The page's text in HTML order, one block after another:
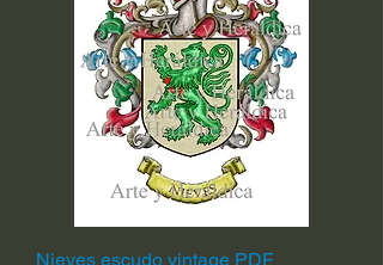
Nieves escudo vintage PDF